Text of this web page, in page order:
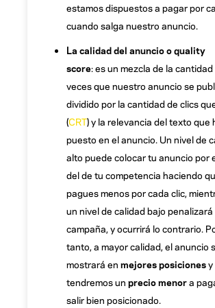
estamos dispuestos a pagar por
cuando salga nuestro anuncio.
La calidad del anuncio o quality
score: es un mezcla de la cantidad
veces que nuestro anuncio se
dividido por la cantidad de clics
(CRT) y la relevancia del texto que
puesto en el anuncio. Un nivel de
alto puede colocar tu anuncio por
del de tu competencia haciendo
pagues menos por cada clic,
un nivel de calidad bajo penalizará
campaña, y ocurrirá lo contrario.
tanto, a mayor calidad, el anuncio
mostrará en mejores posicionesy
tendremos un precio menora
salir bien posicionado.